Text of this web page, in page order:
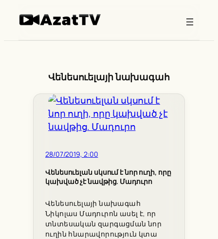
Վենեսուելայի նախագահ
28/07/2019, 2:00
Վենեսուելան սկսում է նոր ուղի, որը
կախված չէ նավթից. Մադուրո
Վենեսուելայի նախագահ
Նիկոլաս Մադուրոն ասել է, որ
տնտեսական զարգացման նոր
ուղին հնարավորություն կտա